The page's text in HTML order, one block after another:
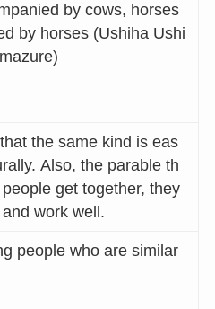
by cows, horses
by horses (Ushiha Ushi
the same kind is eas
Also, the parable th
get together, they
work well.
people who are similar